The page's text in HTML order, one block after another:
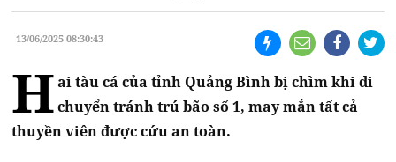
13/06/2025 08:30:43
H ai tàu cá của tỉnh Quảng Bình bị chìm khi di
chuyển tránh trú bão số 1, may mắn tất cả
thuyền viên được cứu an toàn.